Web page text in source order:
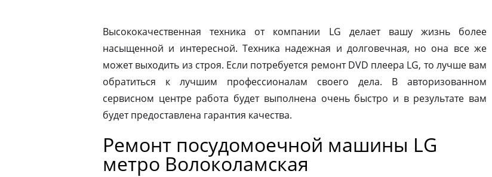
Высококачественная техника от компании LG делает вашу жизнь более
насыщенной и интересной. Техника надежная и долговечная, но она все же
может выходить из строя. Если потребуется ремонт DVD плеера LG, то лучше вам
обратиться к лучшим профессионалам своего дела. В авторизованном
сервисном центре работа будет выполнена очень быстро и в результате вам
будет предоставлена гарантия качества.
Ремонт посудомоечной машины LG
метро Волоколамская